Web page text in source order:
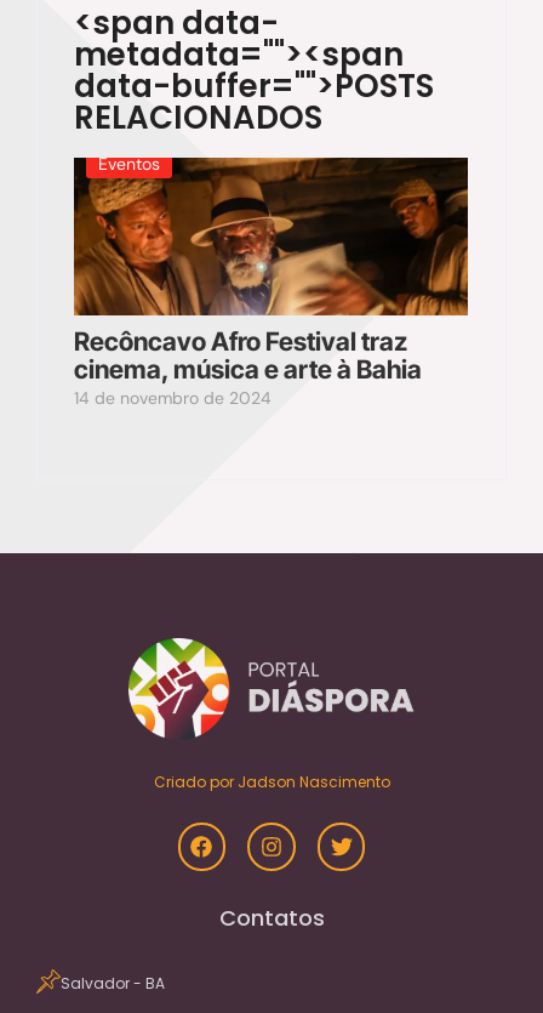
<span data-
metadata=""><span
data-buffer="">POSTS
RELACIONADOS
Eventos
Recôncavo Afro Festival traz
cinema, música e arte à Bahia
14 de novembro de 2024
Criado por Jadson Nascimento
Contatos
Salvador - BA